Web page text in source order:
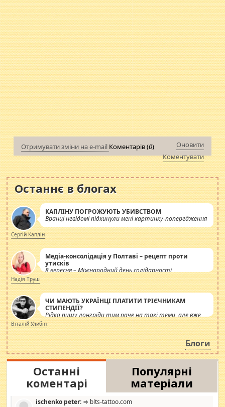
Отримувати зміни на e-mail Коментарів (0)
Оновити
Коментувати
Останнє в блогах
КАПЛІНУ ПОГРОЖУЮТЬ УБИВСТВОМ
Вранці невідомі підкинули мені картинку-попередження
Сергій Каплін
Медіа-консолідація у Полтаві – рецепт проти
утисків
8 вересня – Міжнародний день солідарності
журналістів.
Надія Труш
ЧИ МАЮТЬ УКРАЇНЦІ ПЛАТИТИ ТРІЄЧНИКАМ
СТИПЕНДІЇ?
Рідко пишу лонгріди тим паче на такі теми, але вже
просто дістало! Обурюють сьогоднішні інсенуації
навколо стипендіального питання. Штучно
роздувається ще одна соціальна катастрофа.
Віталій Улибін
Блоги
Останні
коментарі
Популярні
матеріали
ischenko peter: ⇒ blts-tattoo.com